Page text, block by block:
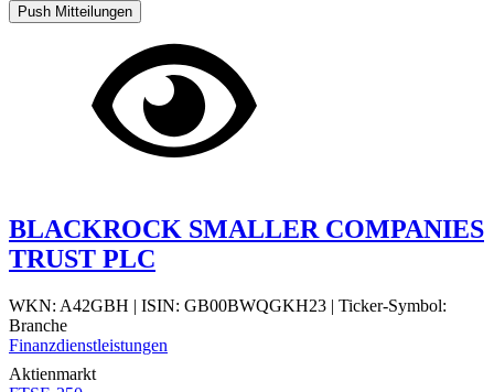
Push Mitteilungen
BLACKROCK SMALLER COMPANIES
TRUST PLC
WKN: A42GBH | ISIN: GB00BWQGKH23 | Ticker-Symbol:
Branche
Finanzdienstleistungen
Aktienmarkt